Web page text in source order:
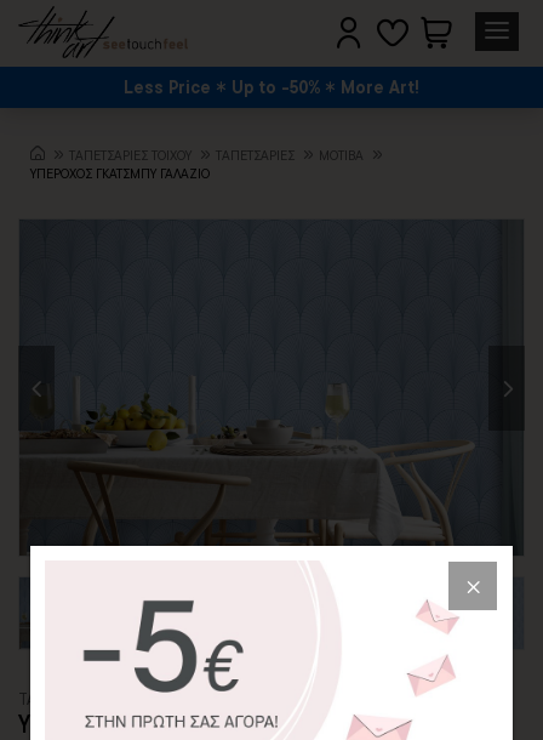
Less Price Up to -50% More Art!
TΑΠΕΤΣΑΡΙΕΣ ΤΟΙΧΟΥ TΑΠΕΤΣΑΡΙΕΣ
ΜΟΤΊΒΑ
ΥΠΕΡΟΧΟΣ ΓΚΑΤΣΜΠΥ ΓΑΛΑΖΙΟ
ΤΑΠΕΤΣΑΡΙΑ PATTERN
ΥΠΕΡΟΧΟΣ ΓΚΑΤΣΜΠΥ ΓΑΛΑΖΙΟ